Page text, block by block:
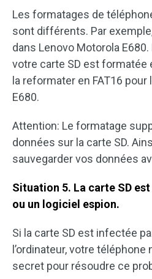
Les formatages de
sont différents. Par
dans Lenovo Motorola
votre carte SD est formatée
la reformater en FAT16
E680.
Attention: Le formatage
données sur la carte SD.
sauvegarder vos données
Situation 5. La carte SD
ou un logiciel espion.
Si la carte SD est infectée
l’ordinateur, votre téléphone
secret pour résoudre ce